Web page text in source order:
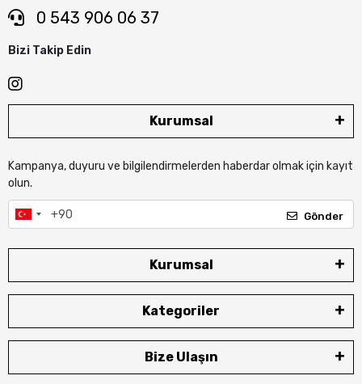
0 543 906 06 37
Bizi Takip Edin
Kurumsal
Kampanya, duyuru ve bilgilendirmelerden haberdar olmak için kayıt
olun.
Gönder
Kurumsal
Kategoriler
Bize Ulaşın